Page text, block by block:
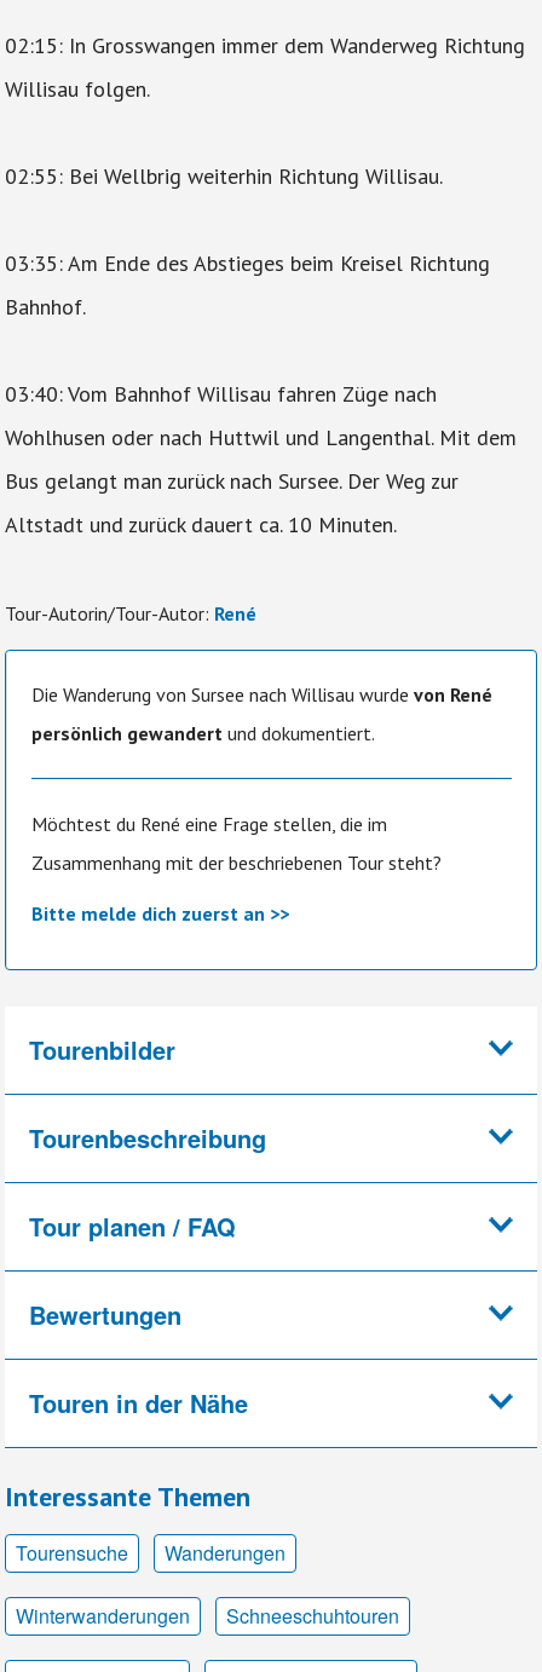
02:15: In Grosswangen immer dem Wanderweg Richtung
Willisau folgen.
02:55: Bei Wellbrig weiterhin Richtung Willisau.
03:35: Am Ende des Abstieges beim Kreisel Richtung
Bahnhof.
03:40: Vom Bahnhof Willisau fahren Züge nach
Wohlhusen oder nach Huttwil und Langenthal. Mit dem
Bus gelangt man zurück nach Sursee. Der Weg zur
Altstadt und zurück dauert ca. 10 Minuten.
Tour-Autorin/Tour-Autor: René
Die Wanderung von Sursee nach Willisau wurde von René
persönlich gewandert und dokumentiert.
Möchtest du René eine Frage stellen, die im
Zusammenhang mit der beschriebenen Tour steht?
Bitte melde dich zuerst an >>
Tourenbilder
Tourenbeschreibung
Tour planen / FAQ
Bewertungen
Touren in der Nähe
Interessante Themen
Tourensuche Wanderungen
Winterwanderungen Schneeschuhtouren